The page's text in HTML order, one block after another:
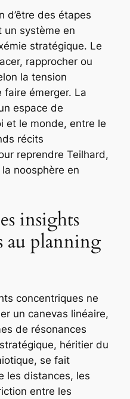
d’être des étapes
un système en
stratégique. Le
rapprocher ou
la tension
faire émerger. La
espace de
et le monde, entre le
récits
reprendre Teilhard,
noosphère en
insights
au planning
concentriques ne
un canevas linéaire,
de résonances
héritier du
se fait
les distances, les
entre les